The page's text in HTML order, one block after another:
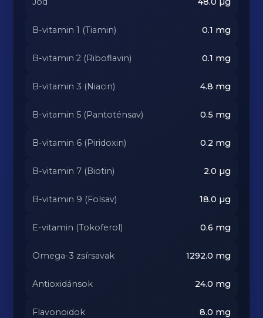
B-vitamin 1 (Tiamin) 0.1 mg
B-vitamin 2 (Riboflavin) 0.1 mg
B-vitamin 3 (Niacin) 4.8 mg
B-vitamin 5 (Pantoténsav) 0.5 mg
B-vitamin 6 (Piridoxin) 0.2 mg
B-vitamin 7 (Biotin) 2.0 µg
B-vitamin 9 (Folsav) 18.0 µg
E-vitamin (Tokoferol) 0.6 mg
Omega-3 zsírsavak 1292.0 mg
Antioxidánsok 24.0 mg
Flavonoidok 8.0 mg